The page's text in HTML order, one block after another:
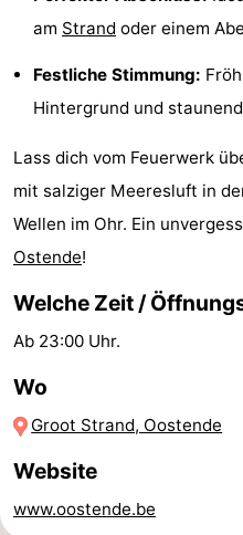
Schwimmbader
Radfahren
-
Wandern
-
Reiten
-
Golfplatze
-
Surfen
Essen
und
Veranstaltungen
am Strand oder einem
Festliche Stimmung:
Hintergrund und
Lass dich vom Feuerwerk
mit salziger Meeresluft in
Wellen im Ohr. Ein
Ostende!
Welche Zeit /
Ab 23:00 Uhr.
Wo
Groot Strand, Oostende
Website
www.oostende.be